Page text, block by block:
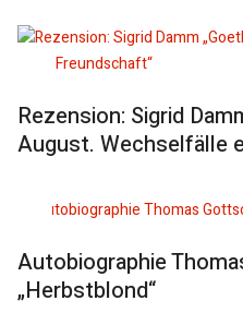
Rezension: Sigrid
August. Wechselfälle
Autobiographie
„Herbstblond“